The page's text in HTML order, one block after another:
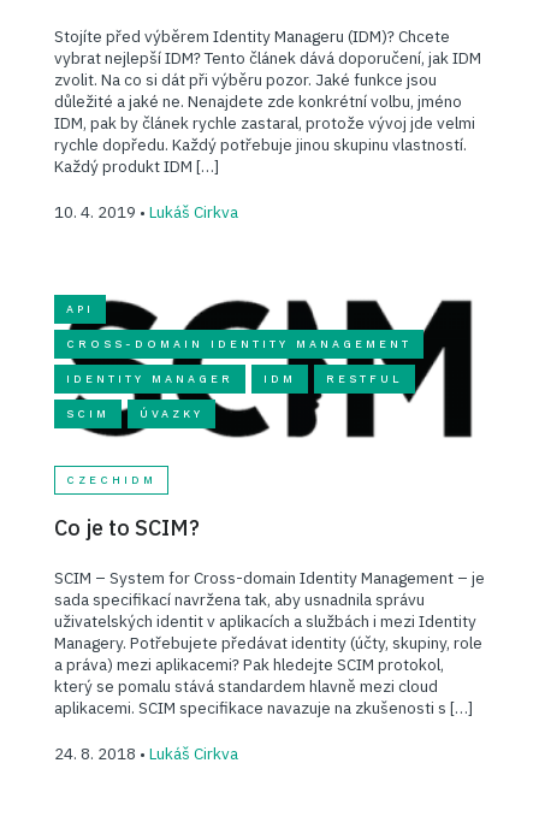
Stojíte před výběrem Identity Manageru (IDM)? Chcete
vybrat nejlepší IDM? Tento článek dává doporučení, jak IDM
zvolit. Na co si dát při výběru pozor. Jaké funkce jsou
důležité a jaké ne. Nenajdete zde konkrétní volbu, jméno
IDM, pak by článek rychle zastaral, protože vývoj jde velmi
rychle dopředu. Každý potřebuje jinou skupinu vlastností.
Každý produkt IDM […]
10. 4. 2019 • Lukáš Cirkva
API
CROSS-DOMAIN IDENTITY MANAGEMENT
IDENTITY MANAGER IDM RESTFUL
SCIM ÚVAZKY
CZECHIDM
Co je to SCIM?
SCIM – System for Cross-domain Identity Management – je
sada specifikací navržena tak, aby usnadnila správu
uživatelských identit v aplikacích a službách i mezi Identity
Managery. Potřebujete předávat identity (účty, skupiny, role
a práva) mezi aplikacemi? Pak hledejte SCIM protokol,
který se pomalu stává standardem hlavně mezi cloud
aplikacemi. SCIM specifikace navazuje na zkušenosti s […]
24. 8. 2018 • Lukáš Cirkva